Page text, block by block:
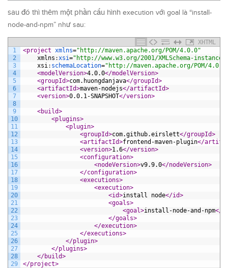
sau đó thì thêm một phần cấu hình execution với goal là “install-
node-and-npm” như sau:
XHTML
1
2
3
4
5
6
7
8
9
10
11
12
13
14
15
16
17
18
19
20
21
22
23
24
25
26
27
28
29
<project xmlns="http://maven.apache.org/POM/4.0.0"
xmlns : xsi="http://www.w3.org/2001/XMLSchema-instance"
xsi : schemaLocation="http://maven.apache.org/POM/
<modelVersion>4.0.0</modelVersion>
<groupId>com.huongdanjava</groupId>
<artifactId>maven-nodejs</artifactId>
<version>0.0.1-SNAPSHOT</version>
<build>
<plugins>
<plugin>
<groupId>com.github.eirslett</groupId>
<artifactId>frontend-maven-plugin</
<version>1.6</version>
<configuration>
<nodeVersion>v9.9.0</nodeVersion>
</configuration>
<executions>
<execution>
<id>install node</id>
<goals>
<goal>install-node-and-npm</
</goals>
</execution>
</executions>
</plugin>
</plugins>
</build>
</project>